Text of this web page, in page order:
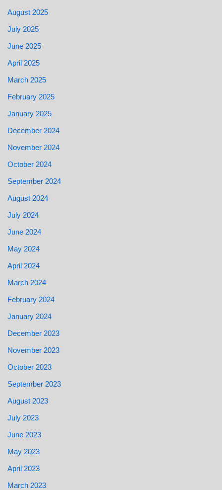
August 2025
July 2025
June 2025
April 2025
March 2025
February 2025
January 2025
December 2024
November 2024
October 2024
September 2024
August 2024
July 2024
June 2024
May 2024
April 2024
March 2024
February 2024
January 2024
December 2023
November 2023
October 2023
September 2023
August 2023
July 2023
June 2023
May 2023
April 2023
March 2023